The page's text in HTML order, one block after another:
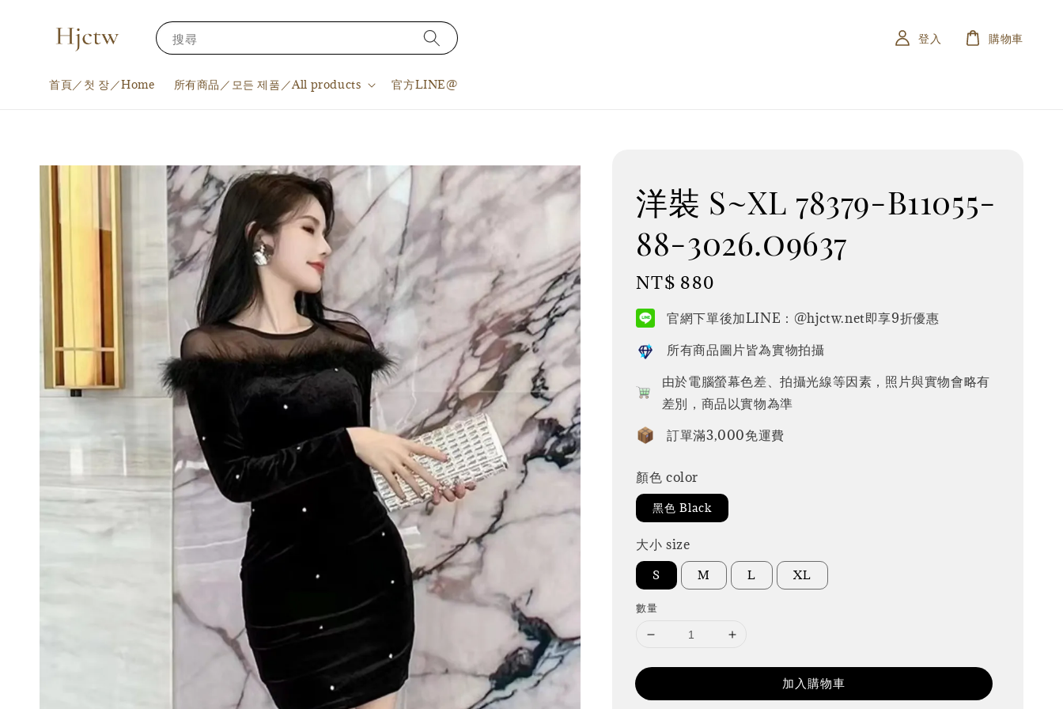
搜尋
首頁／첫 장／Home 所有商品／모든 제품／All products 官方LINE@
登入 購物車
洋裝 S~XL 78379-B11055-
88-3026.o9637
Regular
price
NT$ 880
官網下單後加LINE：@hjctw.net即享9折優惠
所有商品圖片皆為實物拍攝
由於電腦螢幕色差、拍攝光線等因素，照片與實物會略有
差別，商品以實物為準
訂單滿3,000免運費
顏色 color
黑色 Black
大小 size
S M L XL
數量
加入購物車